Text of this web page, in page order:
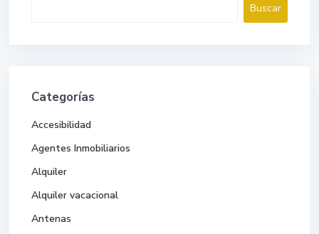
Buscar
Categorías
Accesibilidad
Agentes Inmobiliarios
Alquiler
Alquiler vacacional
Antenas